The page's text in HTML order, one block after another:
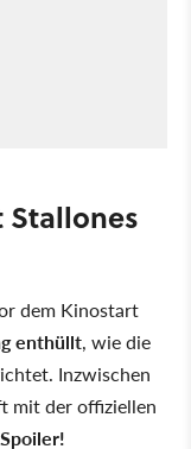
dem Kinostart
enthüllt, wie die
Inzwischen
mit der offiziellen